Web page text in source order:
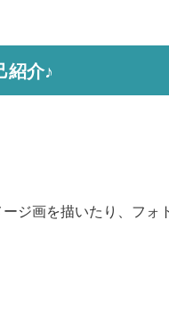
紹介♪
ジ画を描いたり、フォ